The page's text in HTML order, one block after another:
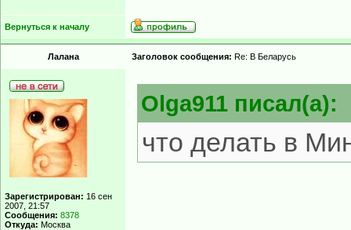
Вернуться к началу
Лалана Заголовок сообщения: Re: В Беларусь
Зарегистрирован: 16 сен
2007, 21:57
Сообщения: 8378
Откуда: Москва
Olga911 писал(а):
что делать в